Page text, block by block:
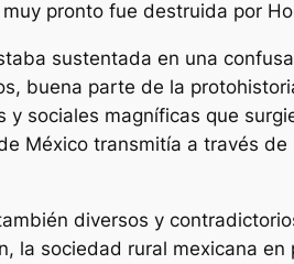
pronto fue destruida por
sustentada en una
buena parte de la
sociales magníficas que
México transmitía a través
diversos y
la sociedad rural mexicana